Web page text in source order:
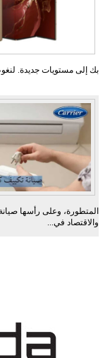
بك إلى مستويات جديدة.
المتطورة، وعلى رأسها
والاقتصاد في...